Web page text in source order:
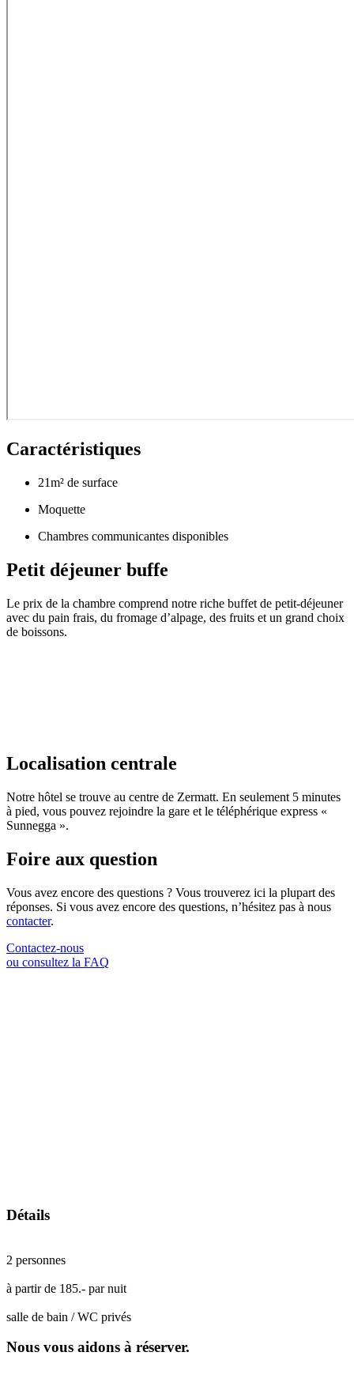
Caractéristiques
21m² de surface
Moquette
Chambres communicantes disponibles
Petit déjeuner buffe
Le prix de la chambre comprend notre riche buffet de petit-déjeuner
avec du pain frais, du fromage d’alpage, des fruits et un grand choix
de boissons.
Localisation centrale
Notre hôtel se trouve au centre de Zermatt. En seulement 5 minutes
à pied, vous pouvez rejoindre la gare et le téléphérique express «
Sunnegga ».
Foire aux question
Vous avez encore des questions ? Vous trouverez ici la plupart des
réponses. Si vous avez encore des questions, n’hésitez pas à nous
contacter.
Contactez-nous
ou consultez la FAQ
Détails
2 personnes
à partir de 185.- par nuit
salle de bain / WC privés
Nous vous aidons à réserver.